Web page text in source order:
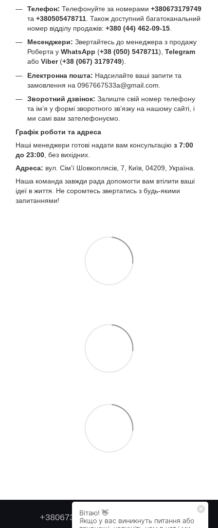
Телефон: Телефонуйте за номерами +380673179749
та +380505478711 . Також доступний багатоканальний
номер відділу продажів: +380 (44) 462-09-15
Месенджери: Звертайтесь до менеджера з продажу
Роберта у WhatsApp (+38 (050) 5478711), Telegram
або Viber(+38 (067) 3179749).
Електронна пошта: Надсилайте ваші запити та
замовлення на 0967667533a@gmail.com
Зворотний дзвінок: Залиште свій номер телефону
та ім’я у формі зворотного зв’язку на нашому сайті, і
ми самі вам зателефонуємо.
Графік роботи та адреса
Наші менеджери готові надати вам консультацію з 7:00
до 23:00, без вихідних.
Адреса: вул. Сім'ї Шовкоплясів, 7, Київ, 04209, Україна.
Наша команда завжди рада допомогти вам втілити ваші
ідеї в життя. Не соромтесь звертатись з будь-якими
запитаннями!
+380673179749 +380505478711